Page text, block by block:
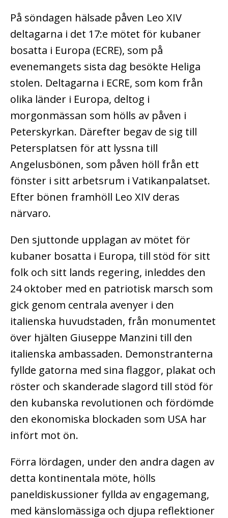
På söndagen hälsade påven Leo XIV
deltagarna i det 17:e mötet för kubaner
bosatta i Europa (ECRE), som på
evenemangets sista dag besökte Heliga
stolen. Deltagarna i ECRE, som kom från
olika länder i Europa, deltog i
morgonmässan som hölls av påven i
Peterskyrkan. Därefter begav de sig till
Petersplatsen för att lyssna till
Angelusbönen, som påven höll från ett
fönster i sitt arbetsrum i Vatikanpalatset.
Efter bönen framhöll Leo XIV deras
närvaro.
Den sjuttonde upplagan av mötet för
kubaner bosatta i Europa, till stöd för sitt
folk och sitt lands regering, inleddes den
24 oktober med en patriotisk marsch som
gick genom centrala avenyer i den
italienska huvudstaden, från monumentet
över hjälten Giuseppe Manzini till den
italienska ambassaden. Demonstranterna
fyllde gatorna med sina flaggor, plakat och
röster och skanderade slagord till stöd för
den kubanska revolutionen och fördömde
den ekonomiska blockaden som USA har
infört mot ön.
Förra lördagen, under den andra dagen av
detta kontinentala möte, hölls
paneldiskussioner fyllda av engagemang,
med känslomässiga och djupa reflektioner